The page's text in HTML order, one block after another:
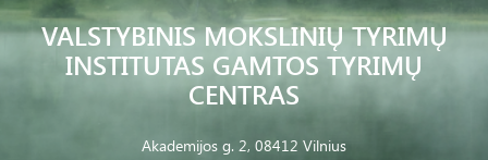
VALSTYBINIS MOKSLINIŲ TYRIMŲ
INSTITUTAS GAMTOS TYRIMŲ
CENTRAS
Akademijos g. 2, 08412 Vilnius